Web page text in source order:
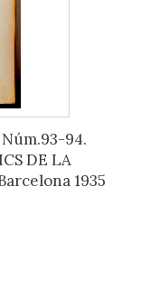
94.
DE LA
1935